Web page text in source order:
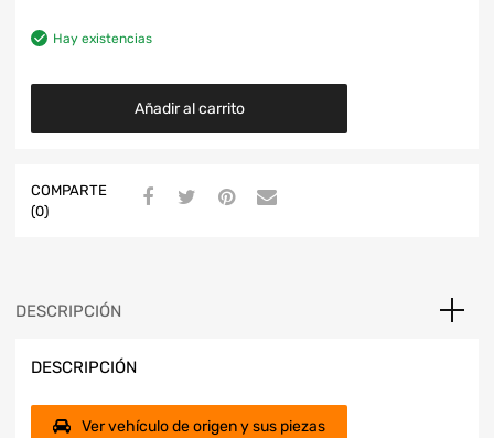
Hay existencias
Añadir al carrito
COMPARTE
(0)
DESCRIPCIÓN
DESCRIPCIÓN
Ver vehículo de origen y sus piezas